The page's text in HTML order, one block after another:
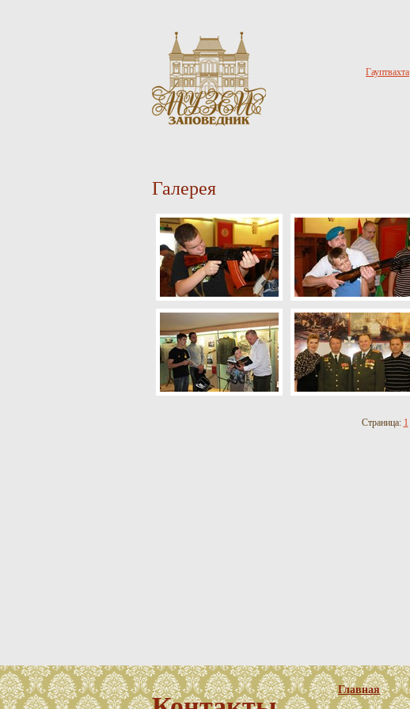
Гауптвахта
Галерея
Страница: 1
Главная